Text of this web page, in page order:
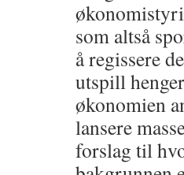
som altså
å regissere
utspill
økonomien
lansere
forslag til